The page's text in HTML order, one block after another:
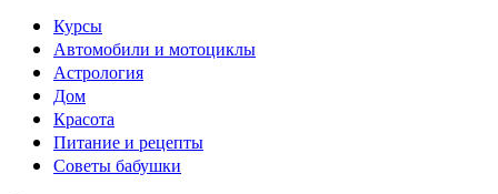
Курсы
Автомобили и мотоциклы
Астрология
Дом
Красота
Питание и рецепты
Советы бабушки